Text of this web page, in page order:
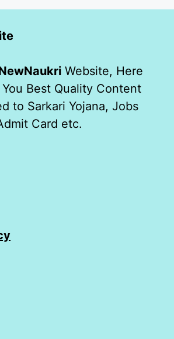
Website, Here
Best Quality Content
to Sarkari Yojana, Jobs
Card etc.